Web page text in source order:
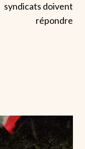
syndicats doivent
répondre